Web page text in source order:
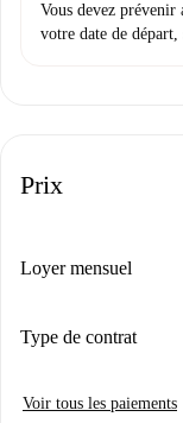
Vous devez
votre date de
Prix
Loyer mensuel
Type de contrat
Voir tous les paiements